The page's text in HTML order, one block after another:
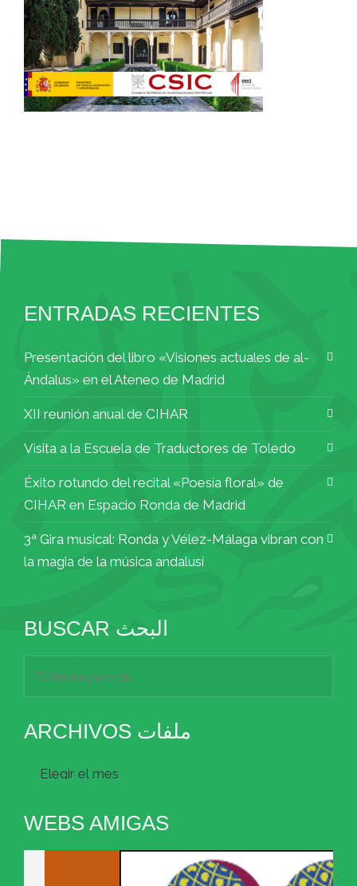
ENTRADAS RECIENTES
Presentación del libro «Visiones actuales de al-
Ándalus» en el Ateneo de Madrid
XII reunión anual de CIHAR
Visita a la Escuela de Traductores de Toledo
Éxito rotundo del recital «Poesía floral» de
CIHAR en Espacio Ronda de Madrid
3ª Gira musical: Ronda y Vélez-Málaga vibran con
la magia de la música andalusí
BUSCAR البحث
ARCHIVOS ملفات
ملفات
WEBS AMIGAS